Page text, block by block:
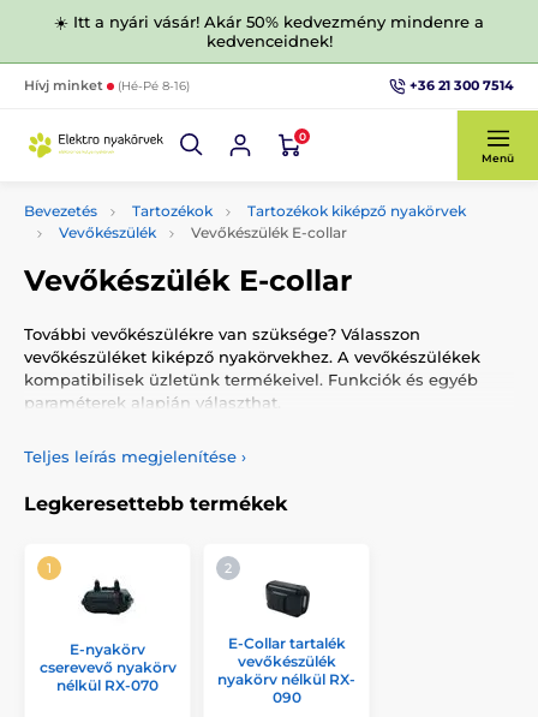
☀️ Itt a nyári vásár! Akár 50% kedvezmény mindenre a
kedvenceidnek!
Hívj minket (Hé-Pé 8-16) +36 21 300 7514
0
Menü
Bevezetés Tartozékok
Tartozékok kiképző nyakörvek
Vevőkészülék
Vevőkészülék E-collar
Vevőkészülék E-collar
További vevőkészülékre van szüksége? Válasszon
vevőkészüléket kiképző nyakörvekhez. A vevőkészülékek
kompatibilisek üzletünk termékeivel. Funkciók és egyéb
paraméterek alapján választhat.
Teljes leírás megjelenítése ›
Legkeresettebb termékek
E-nyakörv
cserevevő nyakörv
nélkül RX-070
E-Collar tartalék
vevőkészülék
nyakörv nélkül RX-
090